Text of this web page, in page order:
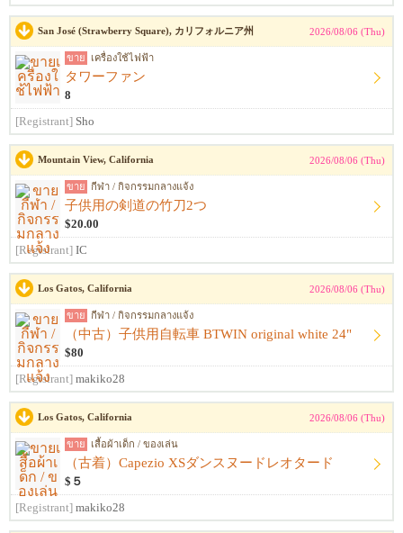
San José (Strawberry Square), カリフォルニア州 2026/08/06 (Thu)
ขาย เครื่องใช้ไฟฟ้า
タワーファン
8
[Registrant] Sho
Mountain View, California 2026/08/06 (Thu)
ขาย กีฬา / กิจกรรมกลางแจ้ง
子供用の剣道の竹刀2つ
$20.00
[Registrant] IC
Los Gatos, California 2026/08/06 (Thu)
ขาย กีฬา / กิจกรรมกลางแจ้ง
（中古）子供用自転車 BTWIN original white 24"
$80
[Registrant] makiko28
Los Gatos, California 2026/08/06 (Thu)
ขาย เสื้อผ้าเด็ก / ของเล่น
（古着）Capezio XSダンスヌードレオタード
$５
[Registrant] makiko28